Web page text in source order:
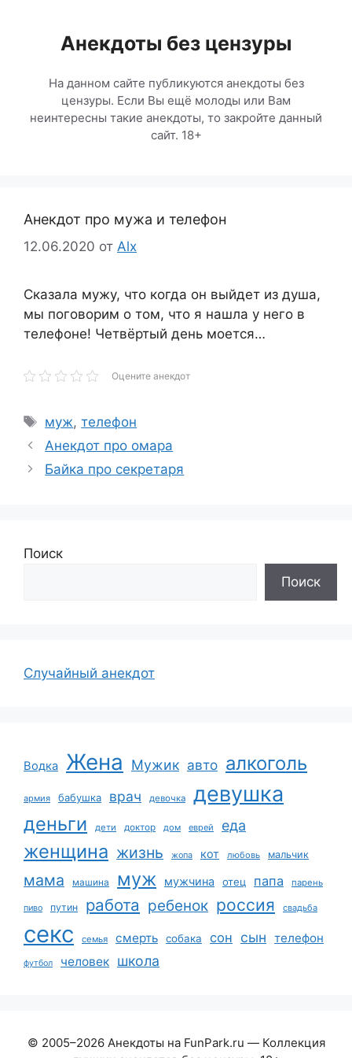
содержимомуАнекдоты без цензуры
На данном сайте публикуются анекдоты без
цензуры. Если Вы ещё молоды или Вам
неинтересны такие анекдоты, то закройте данный
сайт. 18+
Анекдот про мужа и телефон
12.06.2020 от Alx
Сказала мужу, что когда он выйдет из душа,
мы поговорим о том, что я нашла у него в
телефоне! Четвёртый день моется…
Оцените анекдот
Метки
муж,телефон
Анекдот про омара
Байка про секретаря
Поиск
Поиск
Случайный анекдот
Водка Жена Мужик авто алкоголь
армия бабушка врач девочка девушка
деньги дети доктор дом еврей еда
женщина жизнь жопа кот любовь мальчик
мама машина муж мужчина отец папа парень
пиво путин работа ребенок россия свадьба
секс семья смерть собака сон сын телефон
футбол человек школа
© 2005–2026 Анекдоты на FunPark.ru — Коллекция